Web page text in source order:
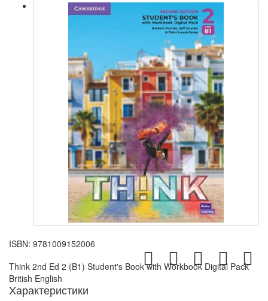
ISBN: 9781009152006
Think 2nd Ed 2 (B1) Student's Book with Workbook Digital Pack
British English
Характеристики